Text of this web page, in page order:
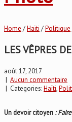
Home /Haïti /Politique
LES VÊPRES
août 17, 2017
| Aucun commentaire
| Categories:Haïti,
Un devoir citoyen :